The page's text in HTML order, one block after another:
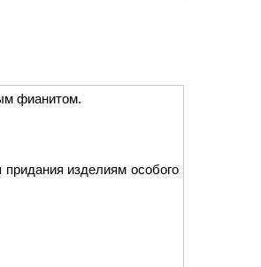
фианитом.
изделиям особого